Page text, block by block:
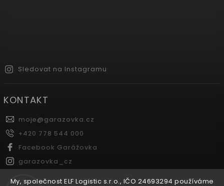
My, společnost ELF Logistic s.r.o., IČO 24693294 používáme
Sledovat na Instagramu
KONTAKT
moje@garazovka.cz
+420 778 544 000
Facebook Garážovka
garazovka_cz